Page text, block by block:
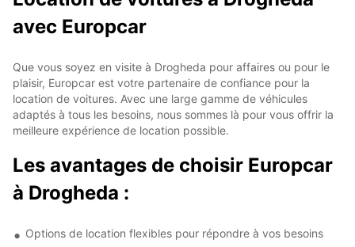
avec Europcar
Que vous soyez en visite à Drogheda pour affaires ou pour le
plaisir, Europcar est votre partenaire de confiance pour la
location de voitures. Avec une large gamme de véhicules
adaptés à tous les besoins, nous sommes là pour vous offrir la
meilleure expérience de location possible.
Les avantages de choisir Europcar
à Drogheda :
Options de location flexibles pour répondre à vos besoins